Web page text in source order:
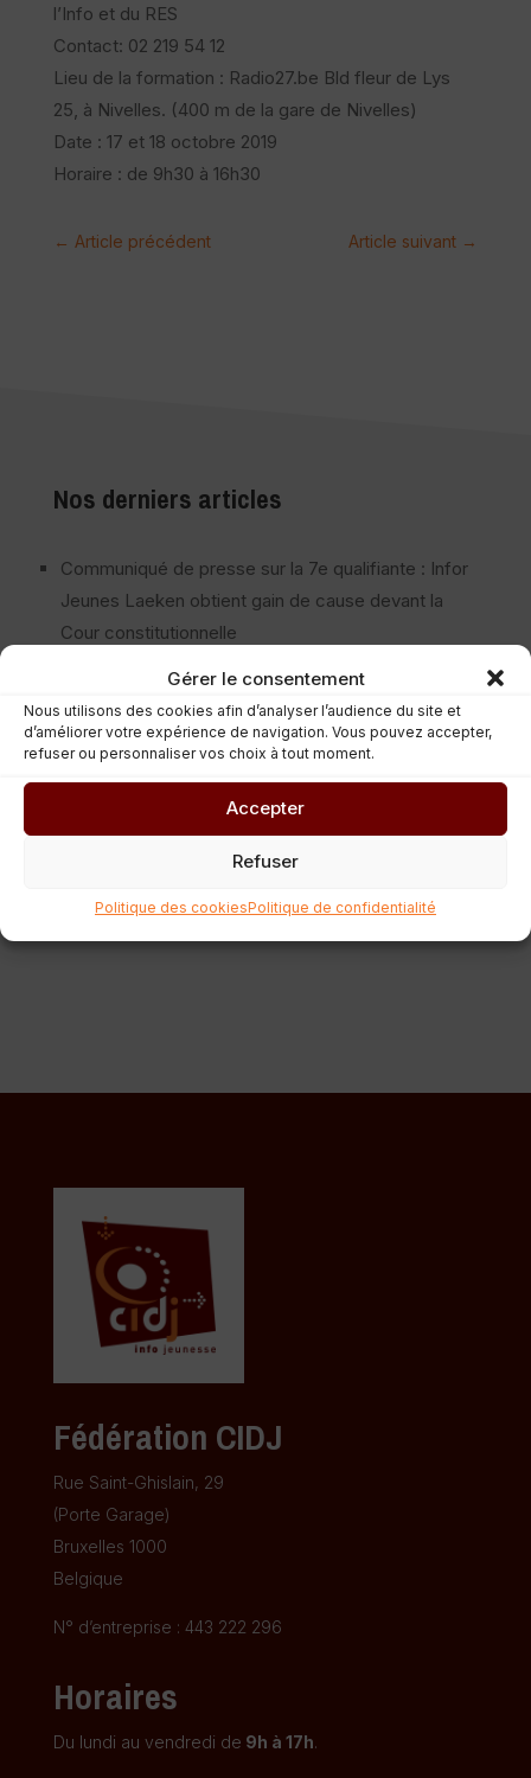
Gérer le consentement
Nous utilisons des cookies afin d’analyser l’audience du site et
d’améliorer votre expérience de navigation. Vous pouvez accepter,
refuser ou personnaliser vos choix à tout moment.
Accepter
Refuser
Politique des cookiesPolitique de confidentialité
l’Info et du RES
Contact: 02 219 54 12
Lieu de la formation : Radio27.be Bld fleur de Lys
25, à Nivelles. (400 m de la gare de Nivelles)
Date : 17 et 18 octobre 2019
Horaire : de 9h30 à 16h30
← Article précédent Article suivant →
Nos derniers articles
Communiqué de presse sur la 7e qualifiante : Infor
Jeunes Laeken obtient gain de cause devant la
Cour constitutionnelle
Lancement d’AlgorithmIA : L’histoire des
algorithmes
La Fédération CIDJ co-signataire du communiqué
de presse publié par ProJeuneS
La Fédération CIDJ soutient la carte blanche sur
l’avenir de l’aide sociale
initiatives « Jeunes & Police »
Fédération CIDJ
Rue Saint-Ghislain, 29
(Porte Garage)
Bruxelles 1000
Belgique
N° d’entreprise : 443 222 296
Horaires
Du lundi au vendredi de 9h à 17h.